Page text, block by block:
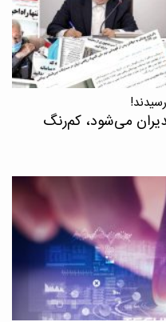
می‌شود، کم‌رنگ